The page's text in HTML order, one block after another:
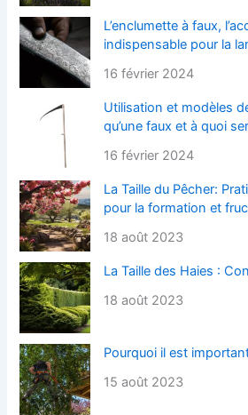
L’enclumette à faux,
indispensable pour la
16 février 2024
Utilisation et modèles
qu’une faux et à quoi
16 février 2024
La Taille du Pêcher:
pour la formation et
18 août 2023
La Taille des Haies :
18 août 2023
Pourquoi il est
15 août 2023